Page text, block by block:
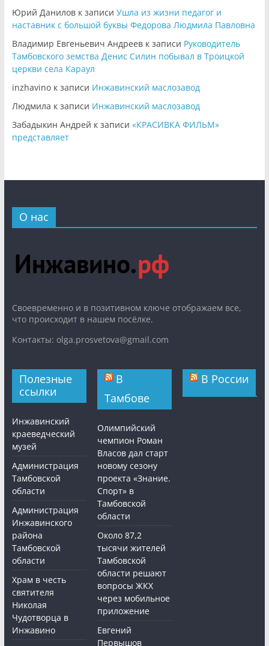
Юрий Даниловк записи Ушла из жизни педагог и
наставник с большой буквы Федорова Людмила Павловна
Владимир Евгеньевич Андреевк записи Руководитель
Тамбовского земства Денис Силин побывал в Троицкой
церкви села Караул
inzhavinoк записи Инжавинский маслозавод
Людмила к записи Инжавинский маслозавод
Забадыкин Андрей к записи «КРАСИВКА ФИЛЬМ»
представляет
О нас
Cвоевременно и в позитивном ключе отображаем все,
что происходит в нашем посёлке.
Контакты: olga.prosvetova@gmail.com
Полезные
ссылки
Инжавинский
краеведческий
музей
Администрация
Тамбовской
области
Администрация
Инжавинского
района
Тамбовской
области
Храм в честь
святителя
Николая
Чудотворца в
Инжавино
В
Тамбове
Олимпийский
чемпион Роман
Власов дал старт
новому сезону
проекта «Знание.
Спорт» в
Тамбовской
области
Около 87,2
тысячи жителей
Тамбовской
области решают
вопросы ЖКХ
через мобильное
приложение
Евгений
Первышов
В России